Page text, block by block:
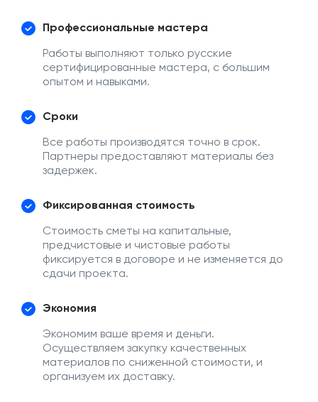
Профессиональные мастера
Работы выполняют только русские
сертифицированные мастера, с большим
опытом и навыками.
Сроки
Все работы производятся точно в срок.
Партнеры предоставляют материалы без
задержек.
Фиксированная стоимость
Стоимость сметы на капитальные,
предчистовые и чистовые работы
фиксируется в договоре и не изменяется до
сдачи проекта.
Экономия
Экономим ваше время и деньги.
Осуществляем закупку качественных
материалов по сниженной стоимости, и
организуем их доставку.